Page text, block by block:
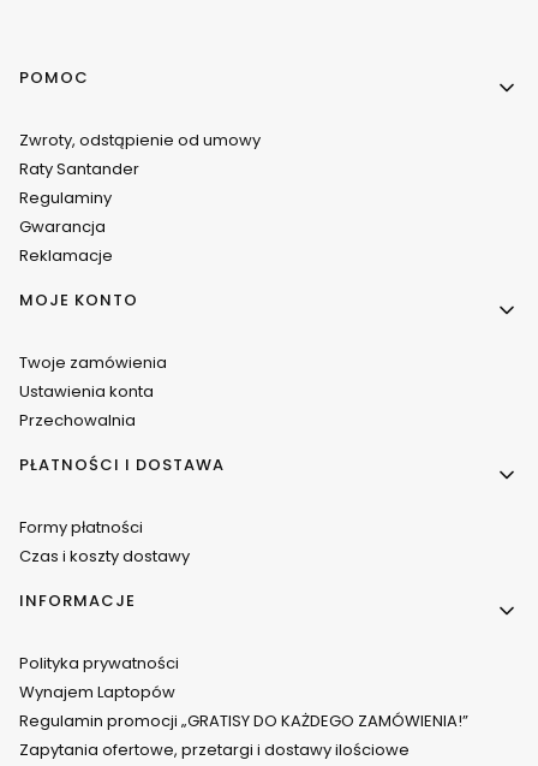
Linki w stopce
POMOC
Zwroty, odstąpienie od umowy
Raty Santander
Regulaminy
Gwarancja
Reklamacje
MOJE KONTO
Twoje zamówienia
Ustawienia konta
Przechowalnia
PŁATNOŚCI I DOSTAWA
Formy płatności
Czas i koszty dostawy
INFORMACJE
Polityka prywatności
Wynajem Laptopów
Regulamin promocji „GRATISY DO KAŻDEGO ZAMÓWIENIA!”
Zapytania ofertowe, przetargi i dostawy ilościowe